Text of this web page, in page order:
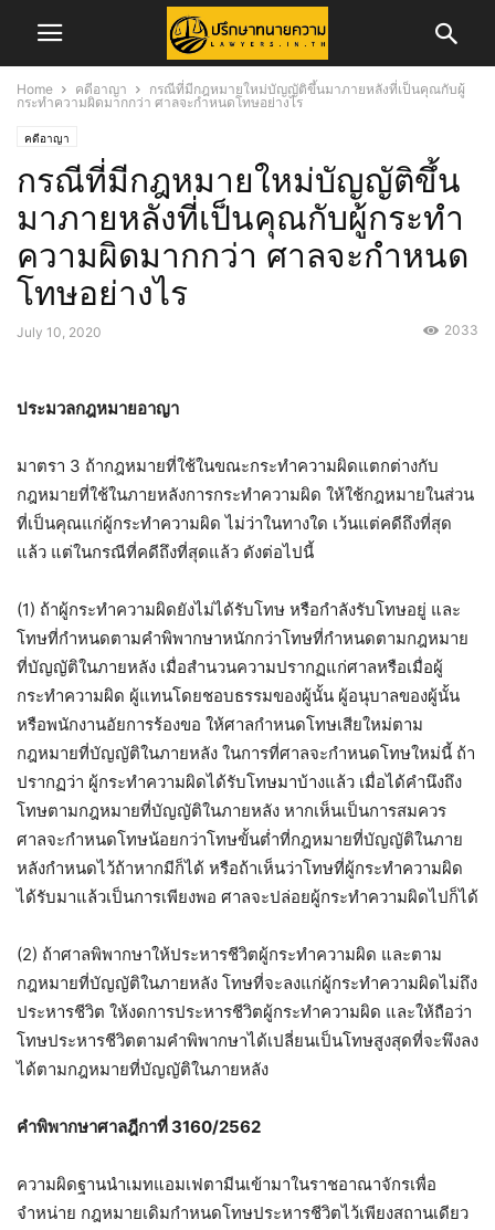
Home คดีอาญา
กรณีที่มีกฎหมายใหม่บัญญัติขึ้นมาภายหลังที่เป็นคุณกับผู้
กระทำความผิดมากกว่า ศาลจะกำหนดโทษอย่างไร
คดีอาญา
กรณีที่มีกฎหมายใหม่บัญญัติขึ้น
มาภายหลังที่เป็นคุณกับผู้กระทำ
ความผิดมากกว่า ศาลจะกำหนด
โทษอย่างไร
July 10, 2020 2033
ประมวลกฎหมายอาญา
มาตรา 3 ถ้ากฎหมายที่ใช้ในขณะกระทำความผิดแตกต่างกับ
กฎหมายที่ใช้ในภายหลังการกระทำความผิด ให้ใช้กฎหมายในส่วน
ที่เป็นคุณแก่ผู้กระทำความผิด ไม่ว่าในทางใด เว้นแต่คดีถึงที่สุด
แล้ว แต่ในกรณีที่คดีถึงที่สุดแล้ว ดังต่อไปนี้
(1) ถ้าผู้กระทำความผิดยังไม่ได้รับโทษ หรือกำลังรับโทษอยู่ และ
โทษที่กำหนดตามคำพิพากษาหนักกว่าโทษที่กำหนดตามกฎหมาย
ที่บัญญัติในภายหลัง เมื่อสำนวนความปรากฏแก่ศาลหรือเมื่อผู้
กระทำความผิด ผู้แทนโดยชอบธรรมของผู้นั้น ผู้อนุบาลของผู้นั้น
หรือพนักงานอัยการร้องขอ ให้ศาลกำหนดโทษเสียใหม่ตาม
กฎหมายที่บัญญัติในภายหลัง ในการที่ศาลจะกำหนดโทษใหม่นี้ ถ้า
ปรากฏว่า ผู้กระทำความผิดได้รับโทษมาบ้างแล้ว เมื่อได้คำนึงถึง
โทษตามกฎหมายที่บัญญัติในภายหลัง หากเห็นเป็นการสมควร
ศาลจะกำหนดโทษน้อยกว่าโทษขั้นต่ำที่กฎหมายที่บัญญัติในภาย
หลังกำหนดไว้ถ้าหากมีก็ได้ หรือถ้าเห็นว่าโทษที่ผู้กระทำความผิด
ได้รับมาแล้วเป็นการเพียงพอ ศาลจะปล่อยผู้กระทำความผิดไปก็ได้
(2) ถ้าศาลพิพากษาให้ประหารชีวิตผู้กระทำความผิด และตาม
กฎหมายที่บัญญัติในภายหลัง โทษที่จะลงแก่ผู้กระทำความผิดไม่ถึง
ประหารชีวิต ให้งดการประหารชีวิตผู้กระทำความผิด และให้ถือว่า
โทษประหารชีวิตตามคำพิพากษาได้เปลี่ยนเป็นโทษสูงสุดที่จะพึงลง
ได้ตามกฎหมายที่บัญญัติในภายหลัง
คำพิพากษาศาลฎีกาที่ 3160/2562
ความผิดฐานนำเมทแอมเฟตามีนเข้ามาในราชอาณาจักรเพื่อ
จำหน่าย กฎหมายเดิมกำหนดโทษประหารชีวิตไว้เพียงสถานเดียว